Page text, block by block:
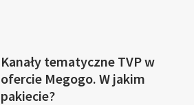
Kanały tematyczne TVP w
ofercie Megogo. W jakim
pakiecie?